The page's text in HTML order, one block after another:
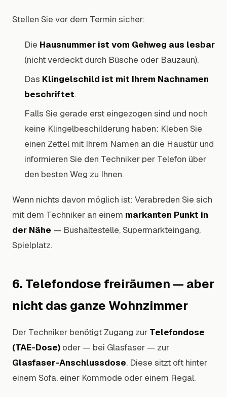
Stellen Sie vor dem Termin sicher:
Die Hausnummer ist vom Gehweg aus lesbar
(nicht verdeckt durch Büsche oder Bauzaun).
Das Klingelschild ist mit Ihrem Nachnamen
beschriftet.
Falls Sie gerade erst eingezogen sind und noch
keine Klingelbeschilderung haben: Kleben Sie
einen Zettel mit Ihrem Namen an die Haustür und
informieren Sie den Techniker per Telefon über
den besten Weg zu Ihnen.
Wenn nichts davon möglich ist: Verabreden Sie sich
mit dem Techniker an einem markanten Punkt in
der Nähe — Bushaltestelle, Supermarkteingang,
Spielplatz.
6. Telefondose freiräumen — aber
nicht das ganze Wohnzimmer
Der Techniker benötigt Zugang zur Telefondose
(TAE-Dose) oder — bei Glasfaser — zur
Glasfaser-Anschlussdose. Diese sitzt oft hinter
einem Sofa, einer Kommode oder einem Regal.